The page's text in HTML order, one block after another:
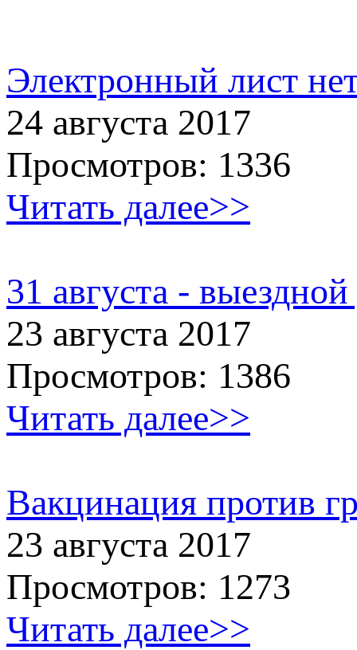
Электронный лист
24 августа 2017
Просмотров: 1336
Читать далее>>
31 августа -
23 августа 2017
Просмотров: 1386
Читать далее>>
Вакцинация против
23 августа 2017
Просмотров: 1273
Читать далее>>